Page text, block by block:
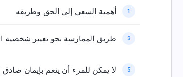
1 أهمية السعي إلى الحق وطريقه
3 طريق الممارسة نحو تغيير شخصية
5 لا يمكن للمرء أن ينعم بإيمان صادق